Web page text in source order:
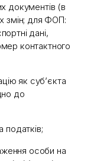
документів (в
змін; для ФОП:
дані,
контактного
як суб’єкта
до
податків;
особи на